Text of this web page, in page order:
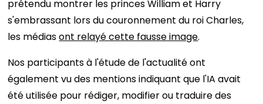
prétendu montrer les princes William et Harry
s'embrassant lors du couronnement du roi Charles,
les médiasont relayé cette fausse image.
Nos participants à l'étude de l'actualité ont
également vu des mentions indiquant que l'IA avait
été utilisée pour rédiger, modifier ou traduire des